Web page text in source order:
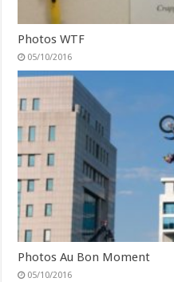
Photos WTF
05/10/2016
Photos Au Bon Moment
05/10/2016